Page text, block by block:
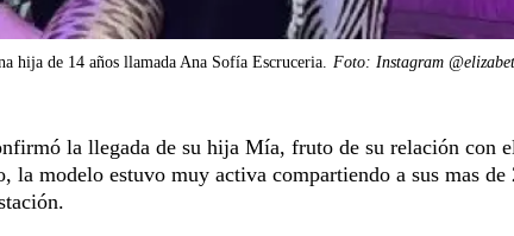
hija de 14 años llamada Ana Sofía Escruceria. Foto: Instagram
la llegada de su hija Mía, fruto de su relación con
la modelo estuvo muy activa compartiendo a sus mas de